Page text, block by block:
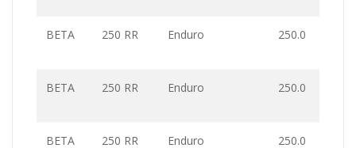
BETA 250 RR Enduro 250.0
BETA 250 RR Enduro 250.0
BETA 250 RR Enduro 250.0